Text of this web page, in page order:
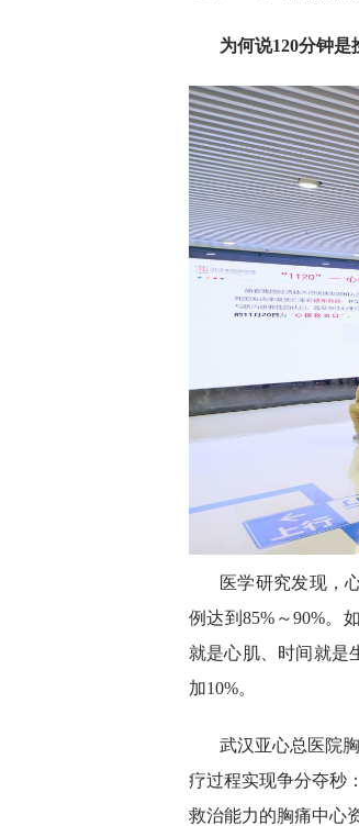
为何说120分钟是
医学研究发现，
例达到85%～90%。
就是心肌、时间就是
加10%。
武汉亚心总医院
疗过程实现争分夺秒
救治能力的胸痛中心